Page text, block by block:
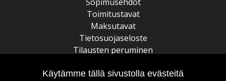
Toimitustavat
Maksutavat
Tietosuojaseloste
Tilausten peruminen
Käytämme tällä sivustolla evästeitä